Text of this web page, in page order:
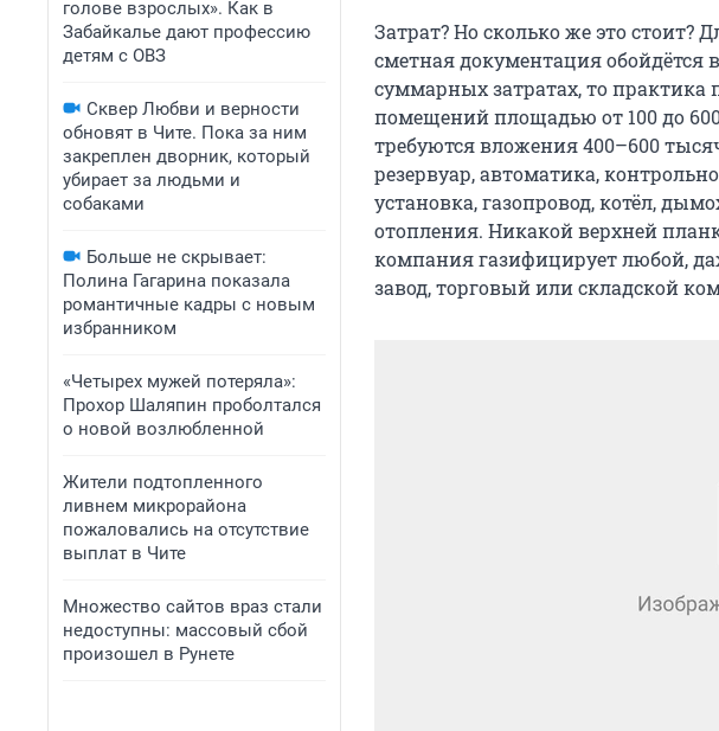
голове взрослых». Как в
Забайкалье дают профессию
детям с ОВЗ
Сквер Любви и верности
обновят в Чите. Пока за ним
закреплен дворник, который
убирает за людьми и
собаками
Больше не скрывает:
Полина Гагарина показала
романтичные кадры с новым
избранником
«Четырех мужей потеряла»:
Прохор Шаляпин проболтался
о новой возлюбленной
Жители подтопленного
ливнем микрорайона
пожаловались на отсутствие
выплат в Чите
Множество сайтов враз стали
недоступны: массовый сбой
произошел в Рунете
Затрат? Но сколько же это
сметная документация обойдётся
суммарных затратах, то
помещений площадью от 100 до
требуются вложения 400–600
резервуар, автоматика,
установка, газопровод, котёл,
отопления. Никакой верхней
компания газифицирует любой,
завод, торговый или складской